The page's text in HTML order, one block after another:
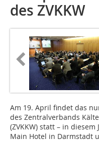
des ZVKKW
Am 19. April findet das
des Zentralverbands
(ZVKKW) statt – in
Main Hotel in Darmstadt